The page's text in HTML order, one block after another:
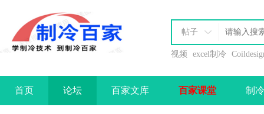
帖子
视频 excel制冷
首页 论坛 百家文库 百家课堂 制